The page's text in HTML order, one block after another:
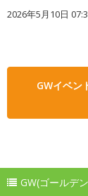
2026年5月10日
GWイベン
GW(ゴールデ